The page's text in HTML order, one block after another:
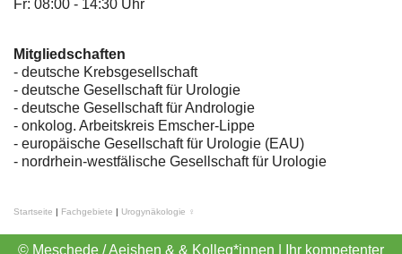
Fr: 08:00 - 14:30 Uhr
Mitgliedschaften
- deutsche Krebsgesellschaft
- deutsche Gesellschaft für Urologie
- deutsche Gesellschaft für Andrologie
- onkolog. Arbeitskreis Emscher-Lippe
- europäische Gesellschaft für Urologie (EAU)
- nordrhein-westfälische Gesellschaft für Urologie
Startseite | Fachgebiete | Urogynäkologie ♀
© Meschede / Aeishen & & Kolleg*innen | Ihr kompetenter